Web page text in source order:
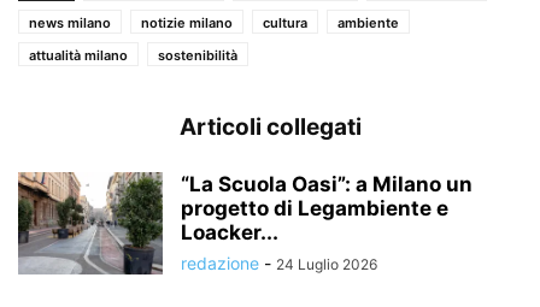
news milano
notizie milano cultura
ambiente
attualità milano
sostenibilità
Articoli collegati
“La Scuola Oasi”: a Milano un
progetto di Legambiente e
Loacker...
redazione - 24 Luglio 2026